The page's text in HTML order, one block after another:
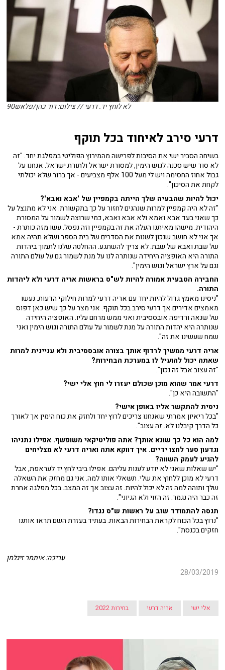
לא לוחץ יד. דרעי // צילום: דוד כהן/פלאש90
דרעי סירב לאיחוד בכל תוקף
בשיחה הסביר ישי את הסיבות לפרישה מהמירוץ הפוליטי במפלגת יחד. "זה
לא סוד שיש סכנה לגוש הימין, למסורת ישראל ולתורת ישראל. אנחנו על
גבול אחוז החסימה ויש לי מעל 100 אלף מצביעים - אך ברור שלא יכולתי
לקחת את הסיכון".
יכול להיות שהבעיה שלך הייתה בקמפיין של 'אבא ואבא'?
"זה לא היה קמפיין למרות שנהנים לחזור על כך בתקשורת. אני לא מתנצל על
כך שאני בעד אבא ואמא ולא אבא ואבא, כמי שרוצה לשמור על המסורת
היהודית. מישהו מאיתנו העלה את זה בקמפיין וזה נפסל. עשו מזה כותרת -
אך אני לא חושב שנכון לשנות את הסדרים של בית הספר ושלא תהיה אמא
של שבת ואבא של שבת. לא צריך להשתגע. ההחלטה שלנו לתמוך ביהדות
התורה היא האופציה היחידה שנותרה לנו על מנת לשמור גם על עולם התורה
וגם על ארץ ישראל וגוש הימין".
החבירה הטבעית אמורה להיות לש"ס בראשות אריה דרעי ולא ליהדות
התורה.
"ניסינו מאמץ גדול להיות יחד עם אריה דרעי למרות חילוקי הדעות. נעשו
מאמצים אדירים אך דרעי סירב בכל תוקף. אני מצר על כך שיש כאן דפוס
של שנאה ורדיפה אובססיבית ואני ממש מרחם עליו. האופציה היחידה
שנותרה היא יהדות התורה על מנת לשמור על עולם התורה וגוש הימין ואני
שמח שעשינו את זה".
אריה דרעי ממשיך לרדוף אותך בצורה אובססיבית ולא עניינית למרות
שאתה יכול להועיל לו במערכת הבחירות?
"זה עצוב אבל זה נכון".
דרעי אמר שהוא מוכן שכולם יעזרו לי חוץ אלי ישי?
"התשובה היא כן".
ניסית להתקשר אליו באופן אישי?
"בכל ריאיון אמרתי שאנחנו צריכים לרוץ יחד ולחזק את כוח הימין אך לאורך
כל הדרך קיבלנו לא. זה עצוב".
למה הוא כל כך שונא אותך? אתה פוליטיקאי משופשף. אפילו נתניהו
וגדעון סער לחצו ידיים. איך דווקא אתה ואריה דרעי לא מצליחים
להגיע לעמק השווה?
"יש שאלות שאני לא יודע לענות עליהם. אפילו ביבי לחץ יד לעראפת, אבל
דרעי לא מוכן ללחוץ את שלי. תשאלי אותו למה. אני גם מחזק את השאלה
שלך ותוהה למה זה לא יכול להיות. זה עצוב אך זה המצב. בכל מפלגה אחרת
זה כבר היה נגמר. זה הזוי ולא הגיוני".
תנסה להתמודד שוב על ראשות ש"ס נגדו?
"נרוץ בכל הכוח לקראת הבחירות הבאות. בעתיד בעזרת השם תראו אותנו
חזקים בכנסת".
עריכה: איתמר זיגלמן
28/03/2019
אלי ישי אריה דרעי בחירות 2022